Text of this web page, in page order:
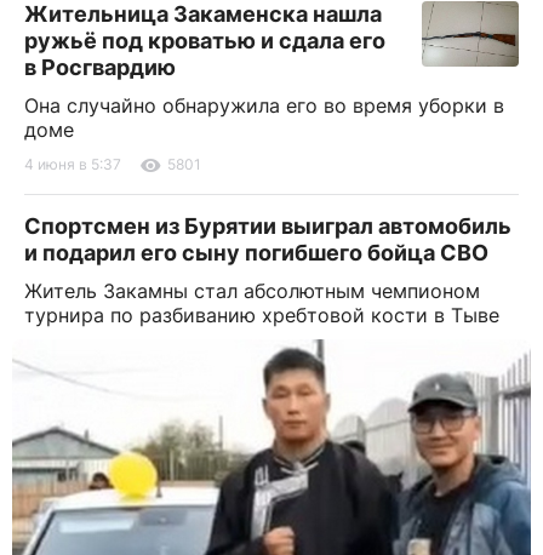
Жительница Закаменска нашла
ружьё под кроватью и сдала его
в Росгвардию
Она случайно обнаружила его во время уборки в
доме
4 июня в 5:37 5801
Спортсмен из Бурятии выиграл автомобиль
и подарил его сыну погибшего бойца СВО
Житель Закамны стал абсолютным чемпионом
турнира по разбиванию хребтовой кости в Тыве